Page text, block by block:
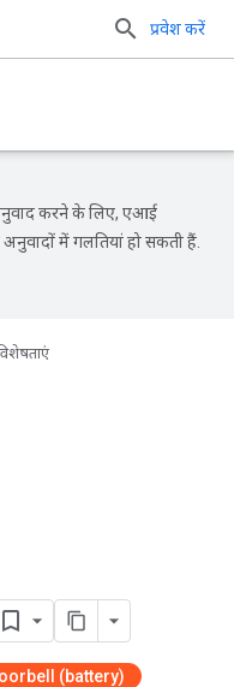
प्रवेश करें
करने के लिए, एआई
में गलतियां हो सकती हैं.
(battery)